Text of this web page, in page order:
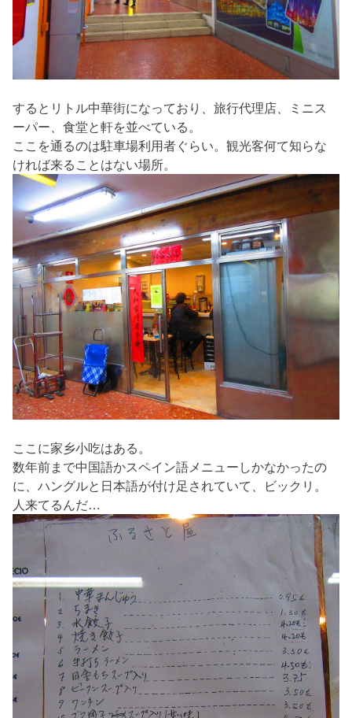
するとリトル中華街になっており、旅行代理店、ミニス
ーパー、食堂と軒を並べている。
ここを通るのは駐車場利用者ぐらい。観光客何て知らな
ければ来ることはない場所。
ここに家乡小吃はある。
数年前まで中国語かスペイン語メニューしかなかったの
に、ハングルと日本語が付け足されていて、ビックリ。
人来てるんだ…